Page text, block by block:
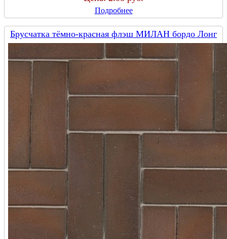
Подробнее
Брусчатка тёмно-красная флэш МИЛАН бордо Лонг